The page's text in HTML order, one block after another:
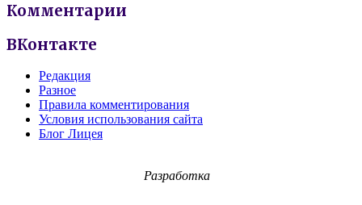
Комментарии
ВКонтакте
Редакция
Разное
Правила комментирования
Условия использования сайта
Блог Лицея
Разработка